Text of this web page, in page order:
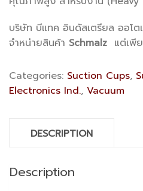
บริษัท บีแทค อินดัสเตรียล ออโต
จำหน่ายสินค้า Schmalz แต่เพี
Categories: Suction Cups,
Electronics Ind., Vacuum
DESCRIPTION
Description